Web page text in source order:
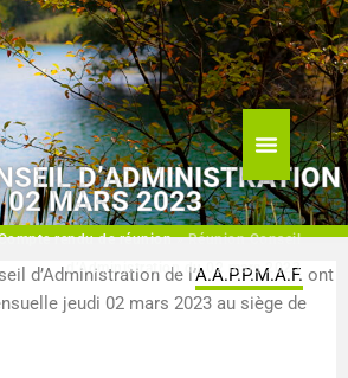
D’ADMINISTRATION
02 MARS 2023
rendu de réunion»Réunion Conseil
d’Administration du 02 mars 2023
d’Administration de l’A.A.P.P.M.A.F. ont
jeudi 02 mars 2023 au siège de